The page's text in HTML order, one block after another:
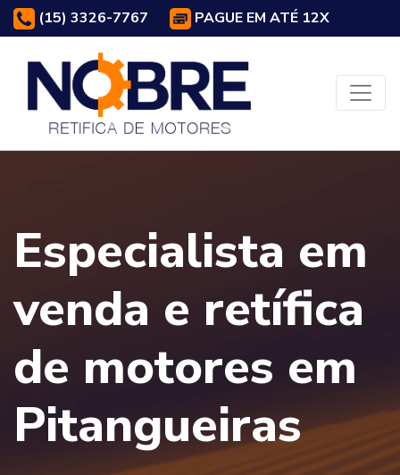
(15) 3326-7767 PAGUE EM ATÉ 12X
Especialista em
venda e retífica
de motores em
Pitangueiras